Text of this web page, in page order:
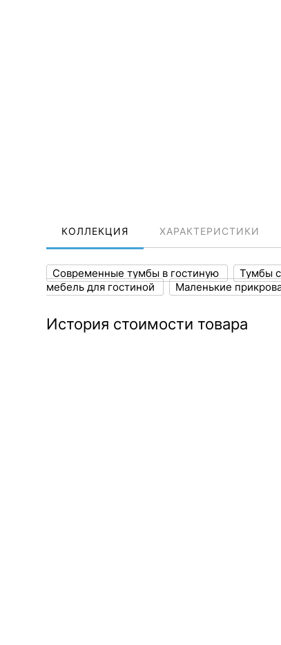
КОЛЛЕКЦИЯ ХАРАКТЕРИСТИКИ
Современные тумбы в гостиную Тумбы
мебель для гостиной
Маленькие
История стоимости товара